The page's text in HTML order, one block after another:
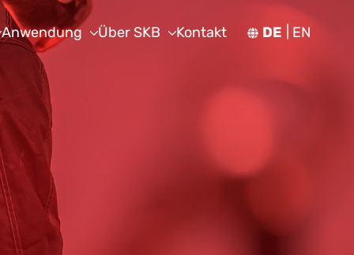
Anwendung Über SKB Kontakt DE EN